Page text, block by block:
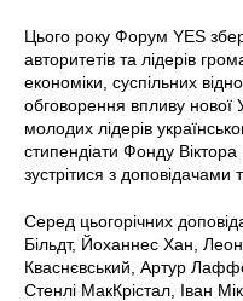
Цього року Форум YES
авторитетів та лідерів
економіки, суспільних
обговорення впливу нової
молодих лідерів
стипендіати Фонду
зустрітися з
Серед цьогорічних
Більдт, Йоханнес Хан,
Кваснєвський, Артур
Стенлі МакКрістал, Іван